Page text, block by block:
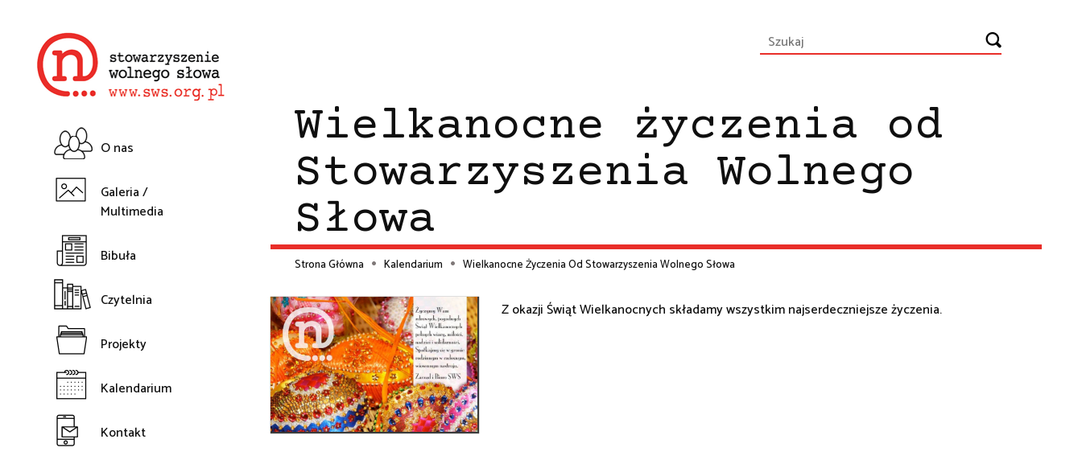
Główna
nawigacja
O nas
Galeria /
Multimedia
Bibuła
Czytelnia
Projekty
Kalendarium
Kontakt
Wielkanocne życzenia od
Stowarzyszenia Wolnego
Słowa
Ścieżka
nawigacyjna
Strona Główna Kalendarium Wielkanocne Życzenia Od Stowarzyszenia Wolnego Słowa
Z okazji Świąt Wielkanocnych składamy wszystkim najserdeczniejsze życzenia.